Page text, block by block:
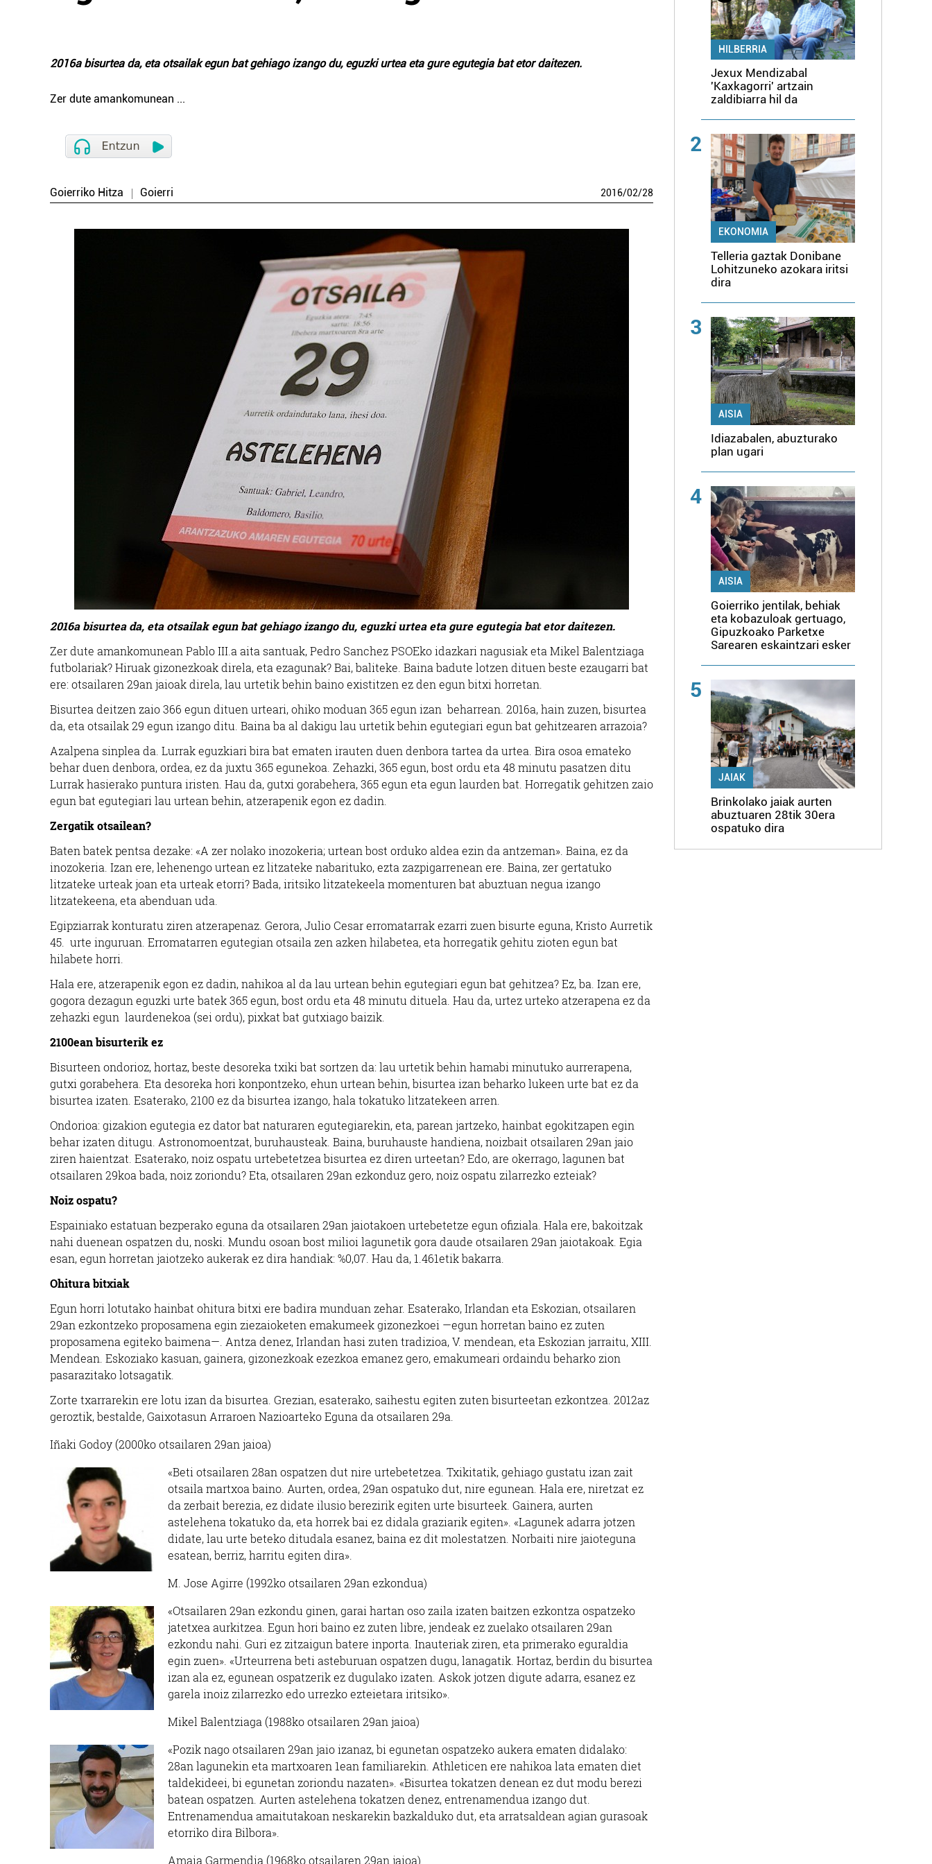
2016a bisurtea da, eta otsailak egun bat gehiago izango du, eguzki urtea eta gure egutegia bat etor daitezen.
Zer dute amankomunean ...
Goierriko Hitza Goierri 2016/02/28
2016a bisurtea da, eta otsailak egun bat gehiago izango du, eguzki urtea eta gure egutegia bat etor daitezen.
Zer dute amankomunean Pablo III.a aita santuak, Pedro Sanchez PSOEko idazkari nagusiak eta Mikel Balentziaga
futbolariak? Hiruak gizonezkoak direla, eta ezagunak? Bai, baliteke. Baina badute lotzen dituen beste ezaugarri bat
ere: otsailaren 29an jaioak direla, lau urtetik behin baino existitzen ez den egun bitxi horretan.
Bisurtea deitzen zaio 366 egun dituen urteari, ohiko moduan 365 egun izan beharrean. 2016a, hain zuzen, bisurtea
da, eta otsailak 29 egun izango ditu. Baina ba al dakigu lau urtetik behin egutegiari egun bat gehitzearen arrazoia?
Azalpena sinplea da. Lurrak eguzkiari bira bat ematen irauten duen denbora tartea da urtea. Bira osoa emateko
behar duen denbora, ordea, ez da juxtu 365 egunekoa. Zehazki, 365 egun, bost ordu eta 48 minutu pasatzen ditu
Lurrak hasierako puntura iristen. Hau da, gutxi gorabehera, 365 egun eta egun laurden bat. Horregatik gehitzen zaio
egun bat egutegiari lau urtean behin, atzerapenik egon ez dadin.
Zergatik otsailean?
Baten batek pentsa dezake: «A zer nolako inozokeria; urtean bost orduko aldea ezin da antzeman». Baina, ez da
inozokeria. Izan ere, lehenengo urtean ez litzateke nabarituko, ezta zazpigarrenean ere. Baina, zer gertatuko
litzateke urteak joan eta urteak etorri? Bada, iritsiko litzatekeela momenturen bat abuztuan negua izango
litzatekeena, eta abenduan uda.
Egipziarrak konturatu ziren atzerapenaz. Gerora, Julio Cesar erromatarrak ezarri zuen bisurte eguna, Kristo Aurretik
45. urte inguruan. Erromatarren egutegian otsaila zen azken hilabetea, eta horregatik gehitu zioten egun bat
hilabete horri.
Hala ere, atzerapenik egon ez dadin, nahikoa al da lau urtean behin egutegiari egun bat gehitzea? Ez, ba. Izan ere,
gogora dezagun eguzki urte batek 365 egun, bost ordu eta 48 minutu dituela. Hau da, urtez urteko atzerapena ez da
zehazki egun laurdenekoa (sei ordu), pixkat bat gutxiago baizik.
2100ean bisurterik ez
Bisurteen ondorioz, hortaz, beste desoreka txiki bat sortzen da: lau urtetik behin hamabi minutuko aurrerapena,
gutxi gorabehera. Eta desoreka hori konpontzeko, ehun urtean behin, bisurtea izan beharko lukeen urte bat ez da
bisurtea izaten. Esaterako, 2100 ez da bisurtea izango, hala tokatuko litzatekeen arren.
Ondorioa: gizakion egutegia ez dator bat naturaren egutegiarekin, eta, parean jartzeko, hainbat egokitzapen egin
behar izaten ditugu. Astronomoentzat, buruhausteak. Baina, buruhauste handiena, noizbait otsailaren 29an jaio
ziren haientzat. Esaterako, noiz ospatu urtebetetzea bisurtea ez diren urteetan? Edo, are okerrago, lagunen bat
otsailaren 29koa bada, noiz zoriondu? Eta, otsailaren 29an ezkonduz gero, noiz ospatu zilarrezko ezteiak?
Noiz ospatu?
Espainiako estatuan bezperako eguna da otsailaren 29an jaiotakoen urtebetetze egun ofiziala. Hala ere, bakoitzak
nahi duenean ospatzen du, noski. Mundu osoan bost milioi lagunetik gora daude otsailaren 29an jaiotakoak. Egia
esan, egun horretan jaiotzeko aukerak ez dira handiak: %0,07. Hau da, 1.461etik bakarra.
Ohitura bitxiak
Egun horri lotutako hainbat ohitura bitxi ere badira munduan zehar. Esaterako, Irlandan eta Eskozian, otsailaren
29an ezkontzeko proposamena egin ziezaioketen emakumeek gizonezkoei —egun horretan baino ez zuten
proposamena egiteko baimena—. Antza denez, Irlandan hasi zuten tradizioa, V. mendean, eta Eskozian jarraitu, XIII.
Mendean. Eskoziako kasuan, gainera, gizonezkoak ezezkoa emanez gero, emakumeari ordaindu beharko zion
pasarazitako lotsagatik.
Zorte txarrarekin ere lotu izan da bisurtea. Grezian, esaterako, saihestu egiten zuten bisurteetan ezkontzea. 2012az
geroztik, bestalde, Gaixotasun Arraroen Nazioarteko Eguna da otsailaren 29a.
Iñaki Godoy (2000ko otsailaren 29an jaioa)
«Beti otsailaren 28an ospatzen dut nire urtebetetzea. Txikitatik, gehiago gustatu izan zait
otsaila martxoa baino. Aurten, ordea, 29an ospatuko dut, nire egunean. Hala ere, niretzat ez
da zerbait berezia, ez didate ilusio berezirik egiten urte bisurteek. Gainera, aurten
astelehena tokatuko da, eta horrek bai ez didala graziarik egiten». «Lagunek adarra jotzen
didate, lau urte beteko ditudala esanez, baina ez dit molestatzen. Norbaiti nire jaioteguna
esatean, berriz, harritu egiten dira».
M. Jose Agirre (1992ko otsailaren 29an ezkondua)
«Otsailaren 29an ezkondu ginen, garai hartan oso zaila izaten baitzen ezkontza ospatzeko
jatetxea aurkitzea. Egun hori baino ez zuten libre, jendeak ez zuelako otsailaren 29an
ezkondu nahi. Guri ez zitzaigun batere inporta. Inauteriak ziren, eta primerako eguraldia
egin zuen». «Urteurrena beti asteburuan ospatzen dugu, lanagatik. Hortaz, berdin du bisurtea
izan ala ez, egunean ospatzerik ez dugulako izaten. Askok jotzen digute adarra, esanez ez
garela inoiz zilarrezko edo urrezko ezteietara iritsiko».
Mikel Balentziaga (1988ko otsailaren 29an jaioa)
«Pozik nago otsailaren 29an jaio izanaz, bi egunetan ospatzeko aukera ematen didalako:
28an lagunekin eta martxoaren 1ean familiarekin. Athleticen ere nahikoa lata ematen diet
taldekideei, bi egunetan zoriondu nazaten». «Bisurtea tokatzen denean ez dut modu berezi
batean ospatzen. Aurten astelehena tokatzen denez, entrenamendua izango dut.
Entrenamendua amaitutakoan neskarekin bazkalduko dut, eta arratsaldean agian gurasoak
etorriko dira Bilbora».
Amaia Garmendia (1968ko otsailaren 29an jaioa)
HILBERRIA
Jexux Mendizabal
'Kaxkagorri' artzain
zaldibiarra hil da
2
EKONOMIA
Telleria gaztak Donibane
Lohitzuneko azokara iritsi
dira
3
AISIA
Idiazabalen, abuzturako
plan ugari
4
AISIA
Goierriko jentilak, behiak
eta kobazuloak gertuago,
Gipuzkoako Parketxe
Sarearen eskaintzari esker
5
JAIAK
Brinkolako jaiak aurten
abuztuaren 28tik 30era
ospatuko dira